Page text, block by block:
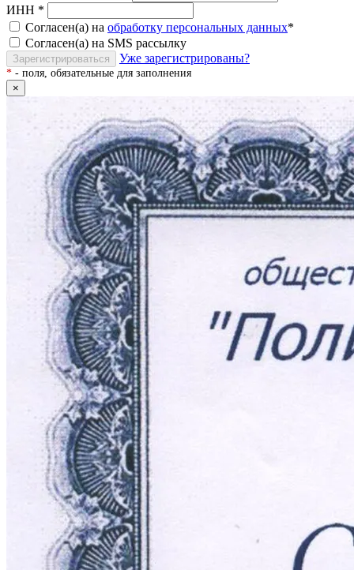
ИНН *
Согласен(а) на обработку персональных данных*
Согласен(а) на SMS рассылку
Зарегистрироваться Уже зарегистрированы?
* - поля, обязательные для заполнения
×